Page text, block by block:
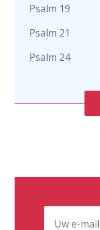
Psalm 19
Psalm 21
Psalm 24